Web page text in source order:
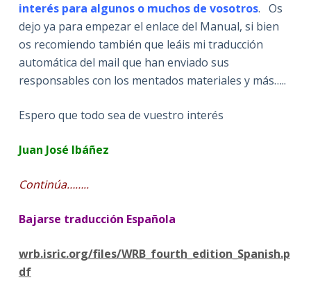
interés para algunos o muchos de vosotros. Os
dejo ya para empezar el enlace del Manual, si bien
os recomiendo también que leáis mi traducción
automática del mail que han enviado sus
responsables con los mentados materiales y más…..
Espero que todo sea de vuestro interés
Juan José Ibáñez
Continúa……..
Bajarse traducción Española
wrb.isric.org/files/WRB_fourth_edition_Spanish.p
df